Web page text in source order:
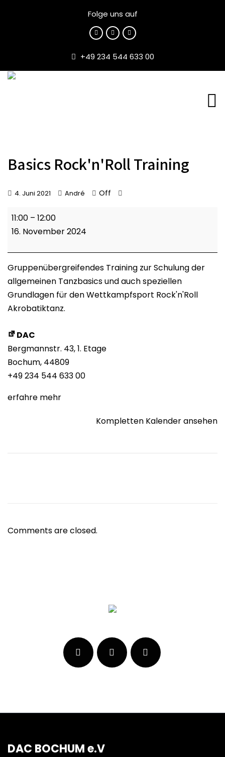
Folge uns auf
+49 234 544 633 00
Basics Rock'n'Roll Training
4. Juni 2021 André Off
Basics
Rock'n'Roll
11:00 – 12:00
16. November 2024
Gruppenübergreifendes Training zur Schulung der
allgemeinen Tanzbasics und auch speziellen
Grundlagen für den Wettkampfsport Rock'n'Roll
Akrobatiktanz.
DAC
Bergmannstr. 43 1. Etage
Bochum, 44809
+49 234 544 633 00
erfahre mehr
Kompletten Kalender ansehen
Comments are closed.
DAC BOCHUM e.V